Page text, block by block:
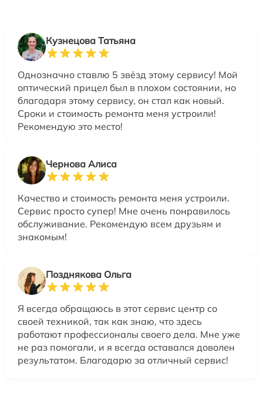
Кузнецова Татьяна
Однозначно ставлю 5 звёзд этому сервису! Мой
оптический прицел был в плохом состоянии, но
благодаря этому сервису, он стал как новый.
Сроки и стоимость ремонта меня устроили!
Рекомендую это место!
Чернова Алиса
Качество и стоимость ремонта меня устроили.
Сервис просто супер! Мне очень понравилось
обслуживание. Рекомендую всем друзьям и
знакомым!
Позднякова Ольга
Я всегда обращаюсь в этот сервис центр со
своей техникой, так как знаю, что здесь
работают профессионалы своего дела. Мне уже
не раз помогали, и я всегда оставался доволен
результатом. Благодарю за отличный сервис!